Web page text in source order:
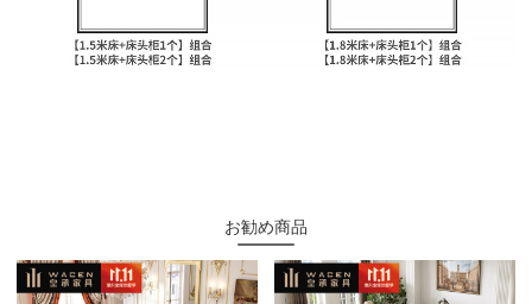
お勧め商品